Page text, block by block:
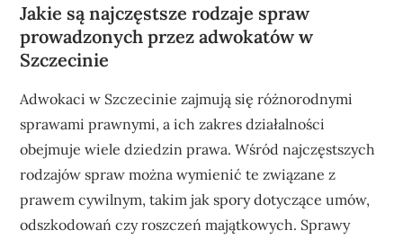
Jakie są najczęstsze rodzaje spraw
prowadzonych przez adwokatów w
Szczecinie
Adwokaci w Szczecinie zajmują się różnorodnymi
sprawami prawnymi, a ich zakres działalności
obejmuje wiele dziedzin prawa. Wśród najczęstszych
rodzajów spraw można wymienić te związane z
prawem cywilnym, takim jak spory dotyczące umów,
odszkodowań czy roszczeń majątkowych. Sprawy